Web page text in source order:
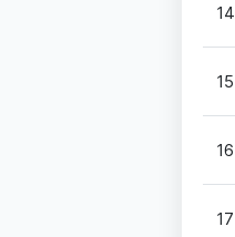
14
15
16
17